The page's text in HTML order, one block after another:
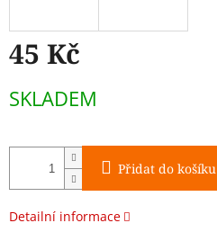
45 Kč
cena:
SKLADEM
Přidat do košíku
Detailní informace